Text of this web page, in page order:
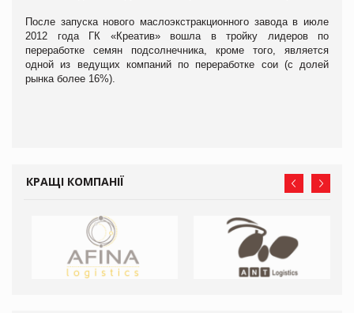
После запуска нового маслоэкстракционного завода в июле
2012 года ГК «Креатив» вошла в тройку лидеров по
переработке семян подсолнечника, кроме того, является
одной из ведущих компаний по переработке сои (с долей
рынка более 16%).
КРАЩІ КОМПАНІЇ